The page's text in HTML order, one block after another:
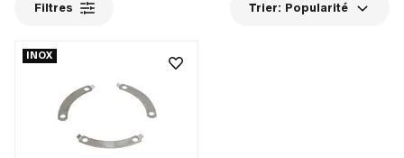
Filtres Trier: Popularité
INOX